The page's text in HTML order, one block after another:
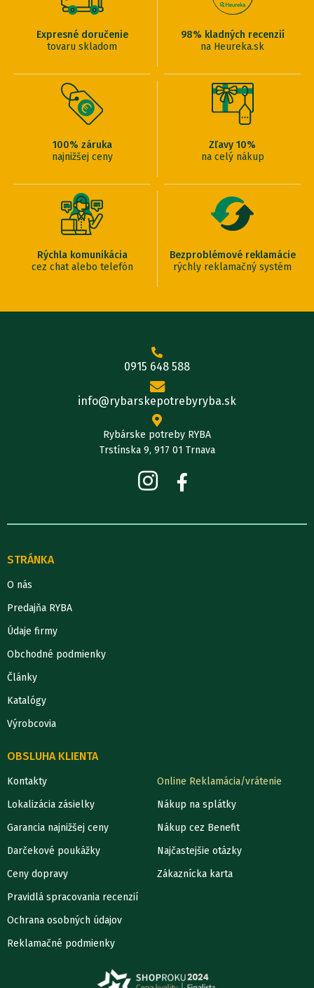
Expresné doručenie
tovaru skladom
98% kladných recenzií
na Heureka.sk
100% záruka
najnižšej ceny
Zľavy 10%
na celý nákup
Rýchla komunikácia
cez chat alebo telefón
Bezproblémové reklamácie
rýchly reklamačný systém
0915 648 588
info@rybarskepotrebyryba.sk
Rybárske potreby RYBA
Trstínska 9, 917 01 Trnava
STRÁNKA
O nás
Predajňa RYBA
Údaje firmy
Obchodné podmienky
Články
Katalógy
Výrobcovia
OBSLUHA KLIENTA
Kontakty
Lokalizácia zásielky
Garancia najnižšej ceny
Darčekové poukážky
Ceny dopravy
Pravidlá spracovania recenzií
Ochrana osobných údajov
Reklamačné podmienky
Online Reklamácia/vrátenie
Nákup na splátky
Nákup cez Benefit
Najčastejšie otázky
Zákaznícka karta